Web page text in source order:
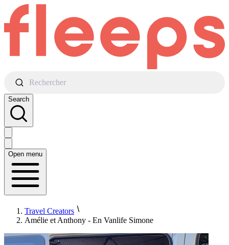
Rechercher
Search
Open menu
Travel Creators
Amélie et Anthony - En Vanlife Simone